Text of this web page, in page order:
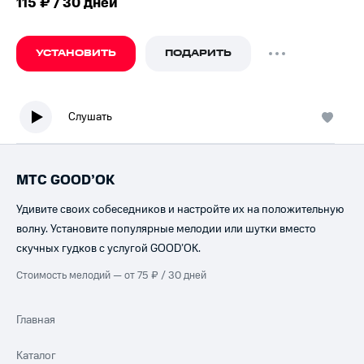
115 ₽ / 30 дней
УСТАНОВИТЬ ПОДАРИТЬ
Слушать
МТС GOOD’OK
Удивите своих собеседников и настройте их на положительную
волну. Установите популярные мелодии или шутки вместо
скучных гудков с услугой GOOD’OK.
Стоимость мелодий — от 75 ₽ / 30 дней
Главная
Каталог